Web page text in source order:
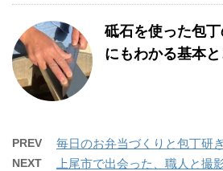
砥石を使った包
にもわかる基本
PREV 毎日のお弁当づくりと包丁研
NEXT 上尾市で出会った、職人と撮